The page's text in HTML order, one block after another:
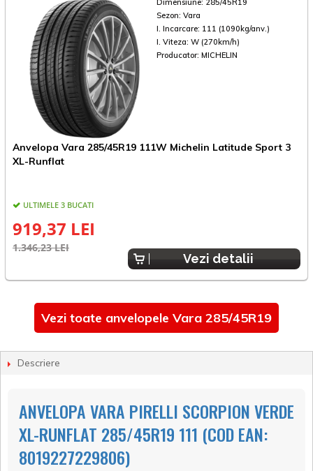
Dimensiune: 285/45R19
Sezon: Vara
I. Incarcare: 111 (1090kg/anv.)
I. Viteza: W (270km/h)
Producator: MICHELIN
Anvelopa Vara 285/45R19 111W Michelin Latitude Sport 3
XL-Runflat
ULTIMELE 3 BUCATI
919,37 LEI
1.346,23 LEI
Vezi detalii
Vezi toate anvelopele Vara 285/45R19
Descriere
ANVELOPA VARA PIRELLI SCORPION VERDE
XL-RUNFLAT 285/45R19 111 (COD EAN:
8019227229806)